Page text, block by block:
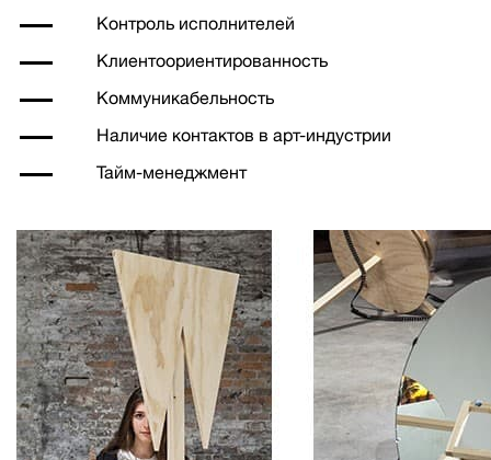
Контроль исполнителей
Клиентоориентированность
Коммуникабельность
Наличие контактов в арт-индустрии
Тайм-менеджмент